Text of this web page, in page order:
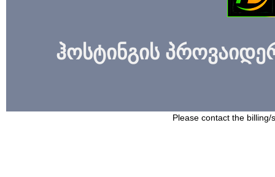
ჰოსტინგის
Please contact the